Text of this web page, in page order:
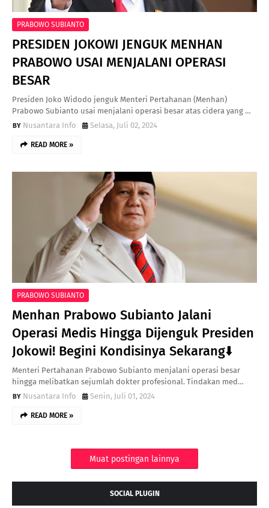
PRABOWO SUBIANTO
PRESIDEN JOKOWI JENGUK MENHAN
PRABOWO USAI MENJALANI OPERASI
BESAR
Presiden Joko Widodo jenguk Menteri Pertahanan (Menhan)
Prabowo Subianto usai menjalani operasi besar atas cidera yang …
Nusantara Info
Selasa, Juli 02, 2024
READ MORE »
PRABOWO SUBIANTO
Menhan Prabowo Subianto Jalani
Operasi Medis Hingga Dijenguk Presiden
Jokowi! Begini Kondisinya Sekarang⬇️
Menteri Pertahanan Prabowo Subianto menjalani operasi besar
hingga melibatkan sejumlah dokter profesional. Tindakan med…
Nusantara Info
Senin, Juli 01, 2024
READ MORE »
Muat postingan lainnya
SOCIAL PLUGIN